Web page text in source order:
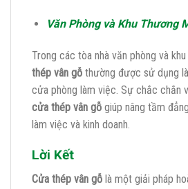
Văn Phòng và Khu Thương
Trong các tòa nhà văn phòng và
thép vân gỗ thường được sử dụng
cửa phòng làm việc. Sự chắc chắn
cửa thép vân gỗ giúp nâng tầm
làm việc và kinh doanh.
Lời Kết
Cửa thép vân gỗ là một giải pháp